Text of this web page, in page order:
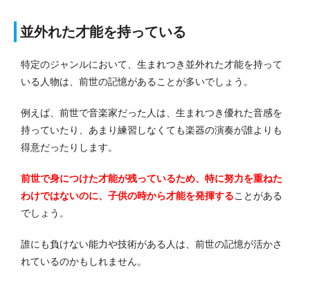
並外れた才能を持っている
特定のジャンルにおいて、生まれつき並外れた才能を持って
いる人物は、前世の記憶があることが多いでしょう。
例えば、前世で音楽家だった人は、生まれつき優れた音感を
持っていたり、あまり練習しなくても楽器の演奏が誰よりも
得意だったりします。
前世で身につけた才能が残っているため、特に努力を重ねた
わけではないのに、子供の時から才能を発揮することがある
でしょう。
誰にも負けない能力や技術がある人は、前世の記憶が活かさ
れているのかもしれません。